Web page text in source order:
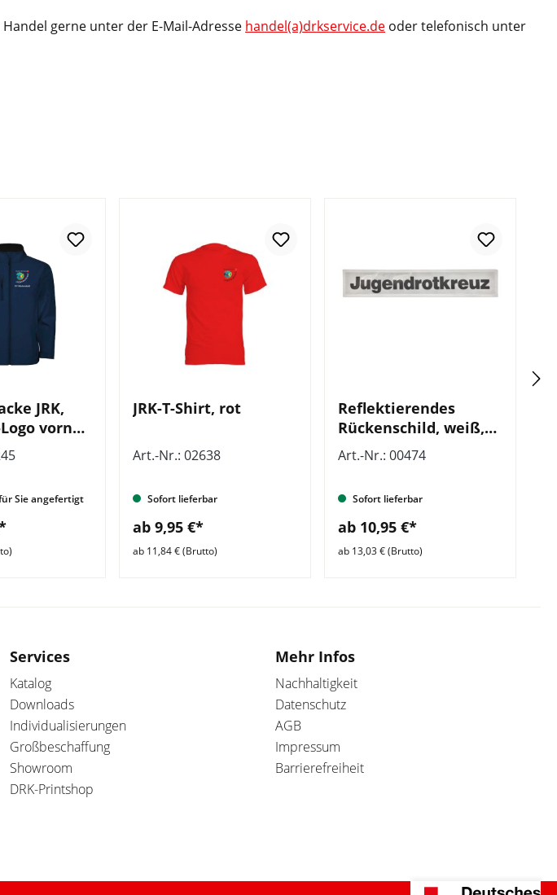
gerne unter der E-Mail-Adresse handel(a)drkservice.de oder telefonisch unter
JRK,
vorne
vorne
Sie angefertigt
JRK-T-Shirt, rot
Art.-Nr.: 02638
Sofort lieferbar
ab 9,95 €*
ab 11,84 € (Brutto)
Reflektierendes
Rückenschild, weiß,
Jugendrotkreuz
Art.-Nr.: 00474
Sofort lieferbar
ab 10,95 €*
ab 13,03 € (Brutto)
Services
Katalog
Downloads
Individualisierungen
Großbeschaffung
Showroom
DRK-Printshop
Mehr Infos
Nachhaltigkeit
Datenschutz
AGB
Impressum
Barrierefreiheit